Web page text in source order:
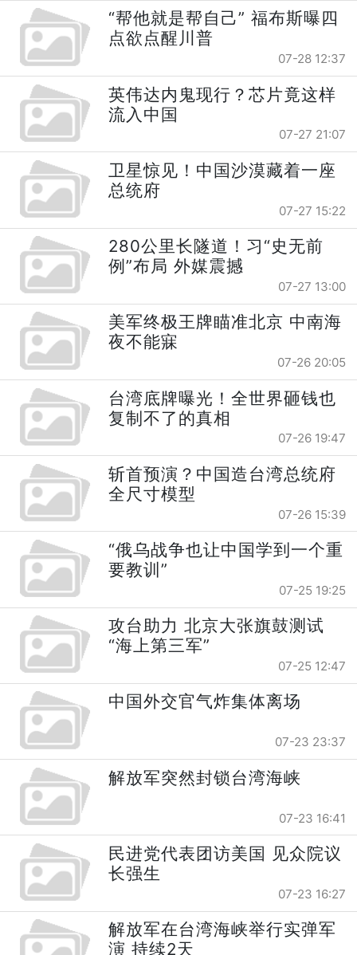
“帮他就是帮自己” 福布斯曝四
点欲点醒川普
07-28 12:37
英伟达内鬼现行？芯片竟这样
流入中国
07-27 21:07
卫星惊见！中国沙漠藏着一座
总统府
07-27 15:22
280公里长隧道！习“史无前
例”布局 外媒震撼
07-27 13:00
美军终极王牌瞄准北京 中南海
夜不能寐
07-26 20:05
台湾底牌曝光！全世界砸钱也
复制不了的真相
07-26 19:47
斩首预演？中国造台湾总统府
全尺寸模型
07-26 15:39
“俄乌战争也让中国学到一个重
要教训”
07-25 19:25
攻台助力 北京大张旗鼓测试
“海上第三军”
07-25 12:47
中国外交官气炸集体离场
07-23 23:37
解放军突然封锁台湾海峡
07-23 16:41
民进党代表团访美国 见众院议
长强生
07-23 16:27
解放军在台湾海峡举行实弹军
演 持续2天